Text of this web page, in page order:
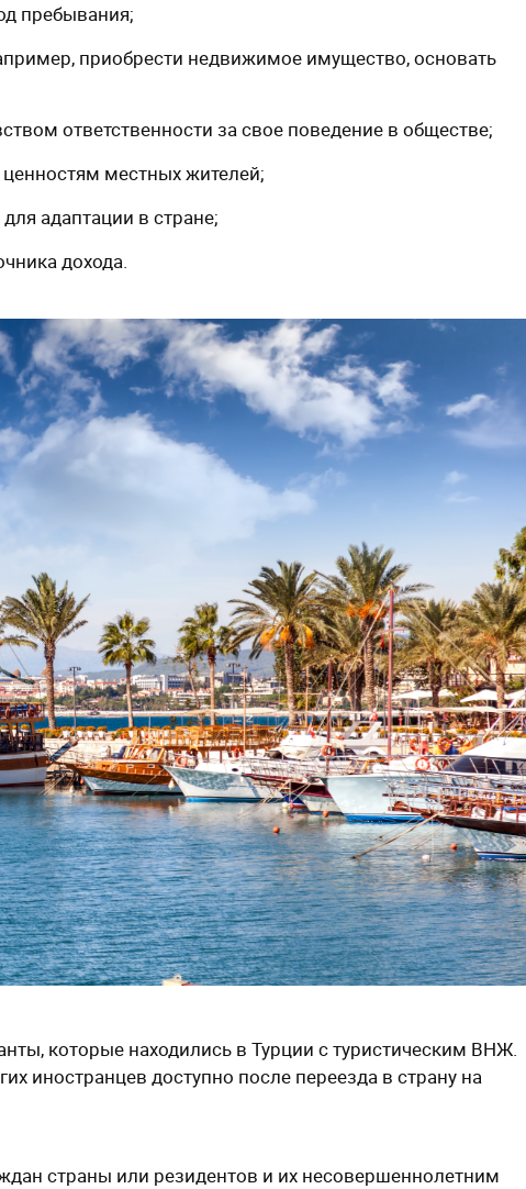
пребывания;
приобрести недвижимое имущество, основать
ответственности за свое поведение в обществе;
местных жителей;
адаптации в стране;
дохода.
которые находились в Турции с туристическим ВНЖ.
иностранцев доступно после переезда в страну на
страны или резидентов и их несовершеннолетним